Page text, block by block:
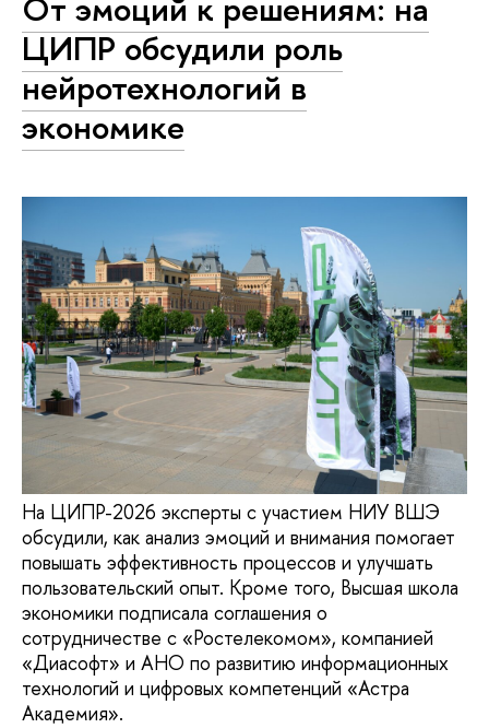
ЦИПР обсудили роль
нейротехнологий в
экономике
На ЦИПР-2026 эксперты с участием НИУ ВШЭ
обсудили, как анализ эмоций и внимания помогает
повышать эффективность процессов и улучшать
пользовательский опыт. Кроме того, Высшая школа
экономики подписала соглашения о
сотрудничестве с «Ростелекомом», компанией
«Диасофт» и АНО по развитию информационных
технологий и цифровых компетенций «Астра
Академия».